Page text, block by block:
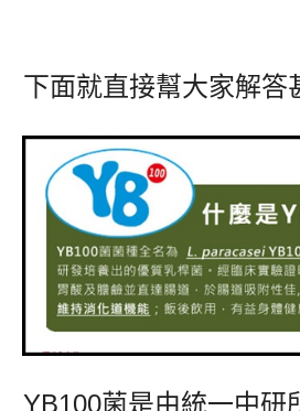
下面就直接幫大家解答
YB100菌是由統一中研